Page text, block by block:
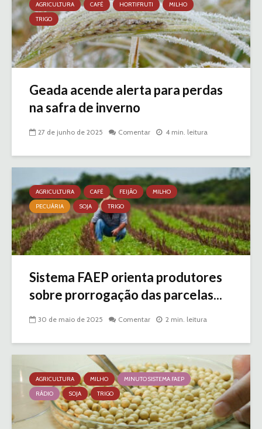
AGRICULTURA CAFÉ HORTIFRUTI
MILHO
TRIGO
Geada acende alerta para perdas
na safra de inverno
27 de junho de 2025 Comentar 4 min. leitura
AGRICULTURA CAFÉ FEIJÃO
MILHO
PECUÁRIA
SOJA TRIGO
Sistema FAEP orienta produtores
sobre prorrogação das parcelas...
30 de maio de 2025 Comentar 2 min. leitura
AGRICULTURA MILHO
MINUTO SISTEMA FAEP
RÁDIO
SOJA TRIGO